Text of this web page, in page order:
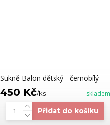
Sukně Balon dětský - černobílý
450 Kč/ks skladem
Přidat do košíku